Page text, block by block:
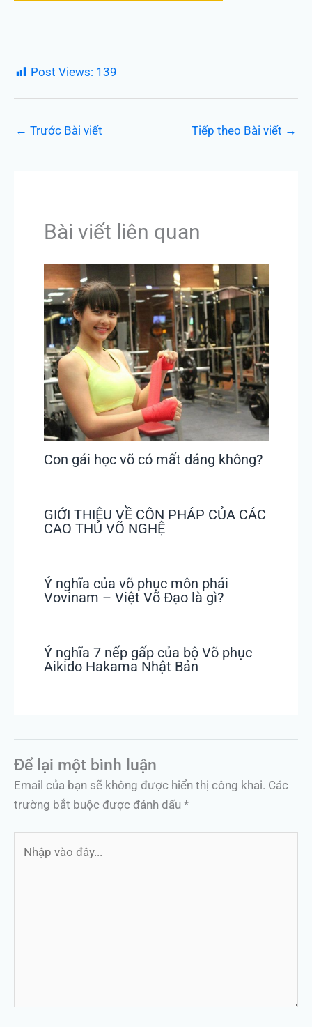
Post Views: 139
← Trước Bài viết Tiếp theo Bài viết →
Bài viết liên quan
Con gái học võ có mất dáng không?
GIỚI THIỆU VỀ CÔN PHÁP CỦA CÁC
CAO THỦ VÕ NGHỆ
Ý nghĩa của võ phục môn phái
Vovinam – Việt Võ Đạo là gì?
Ý nghĩa 7 nếp gấp của bộ Võ phục
Aikido Hakama Nhật Bản
Để lại một bình luận
Email của bạn sẽ không được hiển thị công khai. Các
trường bắt buộc được đánh dấu *
vào